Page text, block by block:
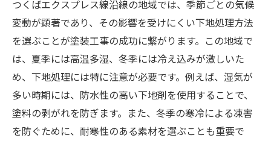
つくばエクスプレス線沿線の地域では、季節ごとの気候
変動が顕著であり、その影響を受けにくい下地処理方法
を選ぶことが塗装工事の成功に繋がります。この地域で
は、夏季には高温多湿、冬季には冷え込みが激しいた
め、下地処理には特に注意が必要です。例えば、湿気が
多い時期には、防水性の高い下地剤を使用することで、
塗料の剥がれを防ぎます。また、冬季の寒冷による凍害
を防ぐために、耐寒性のある素材を選ぶことも重要で